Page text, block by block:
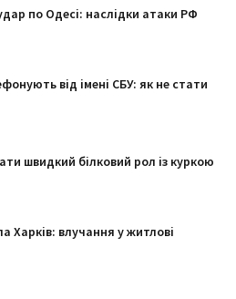
по Одесі: наслідки атаки РФ
від імені СБУ: як не стати
швидкий білковий рол із куркою
Харків: влучання у житлові